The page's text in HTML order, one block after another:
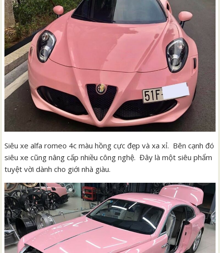
Siêu xe alfa romeo 4c màu hồng cực đẹp và xa xỉ. Bên cạnh đó
siêu xe cũng nâng cấp nhiều công nghệ. Đây là một siêu phẩm
tuyệt vời dành cho giới nhà giàu.